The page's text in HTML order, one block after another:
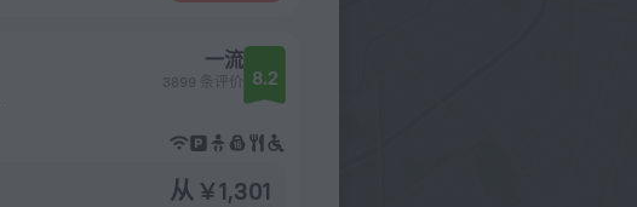
一流
3899 条评价 8.2
从 ¥ 1,301